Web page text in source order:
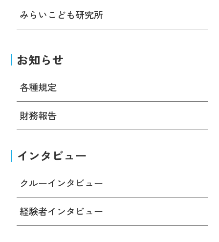
みらいこども研究所
お知らせ
各種規定
財務報告
インタビュー
クルーインタビュー
経験者インタビュー